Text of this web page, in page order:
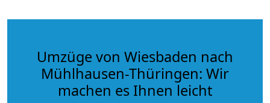
Umzüge von Wiesbaden nach
Mühlhausen-Thüringen: Wir
machen es Ihnen leicht